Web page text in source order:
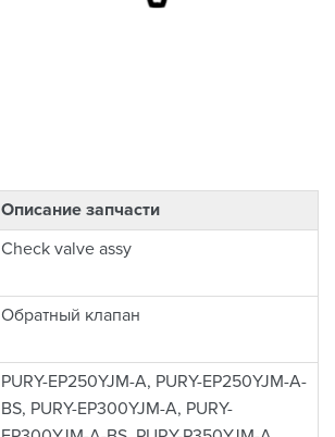
Описание запчасти
Check valve assy
Обратный клапан
PURY-EP250YJM-A, PURY-EP250YJM-A-
BS, PURY-EP300YJM-A, PURY-